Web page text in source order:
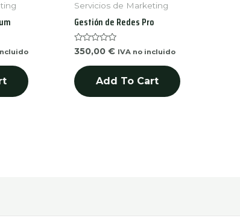
Servicios de Marketing
Gestión de Redes Pro
Rated
0
out
of
5
350,00 € IVA no incluido
Add To Cart